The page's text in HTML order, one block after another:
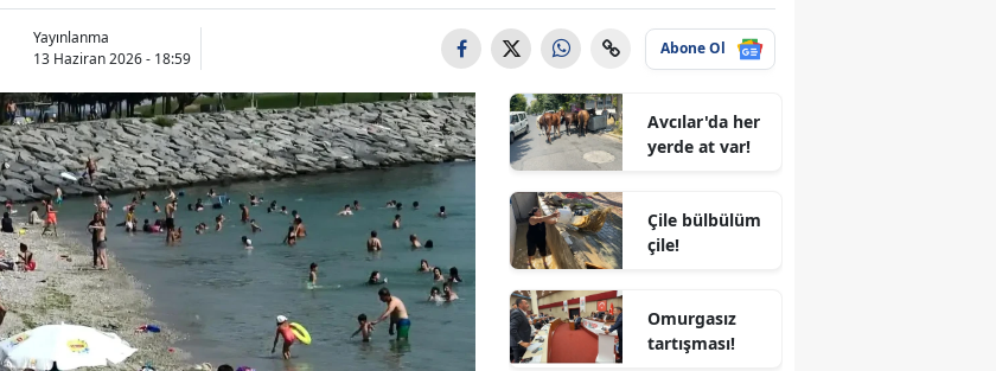
Yayınlanma
13 Haziran 2026 - 18:59
Abone Ol
Avcılar'da her
yerde at var!
Çile bülbülüm
çile!
Omurgasız
tartışması!